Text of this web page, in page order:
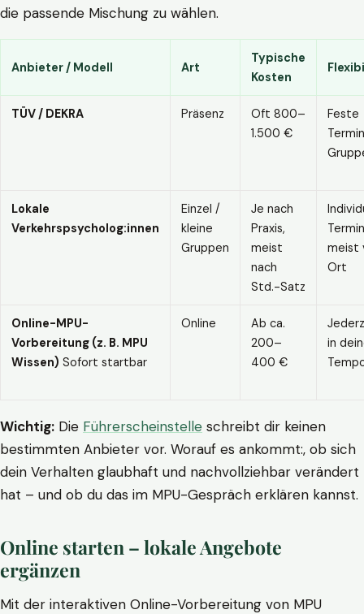
die passende Mischung zu wählen.
Anbieter / Modell Art
Typische
Kosten
TÜV / DEKRA Präsenz
Oft 800–
1.500 €
Feste
Lokale
Verkehrspsycholog:innen
Einzel /
kleine
Gruppen
Je nach
Praxis,
meist
nach
Std.-Satz
meist
Ort
Online-MPU-
Vorbereitung (z. B. MPU
Wissen) Sofort startbar
Online
Ab ca.
200–
400 €
in
Wichtig: Die Führerscheinstelle schreibt dir keinen
bestimmten Anbieter vor. Worauf es ankommt:, ob sich
dein Verhalten glaubhaft und nachvollziehbar verändert
hat – und ob du das im MPU-Gespräch erklären kannst.
Online starten – lokale Angebote
ergänzen
Mit der interaktiven Online-Vorbereitung von MPU